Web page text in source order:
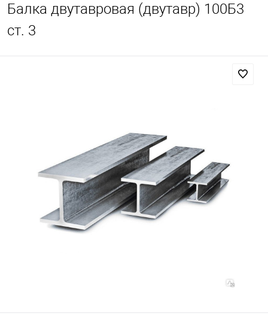
Балка двутавровая (двутавр) 100Б3
ст. 3